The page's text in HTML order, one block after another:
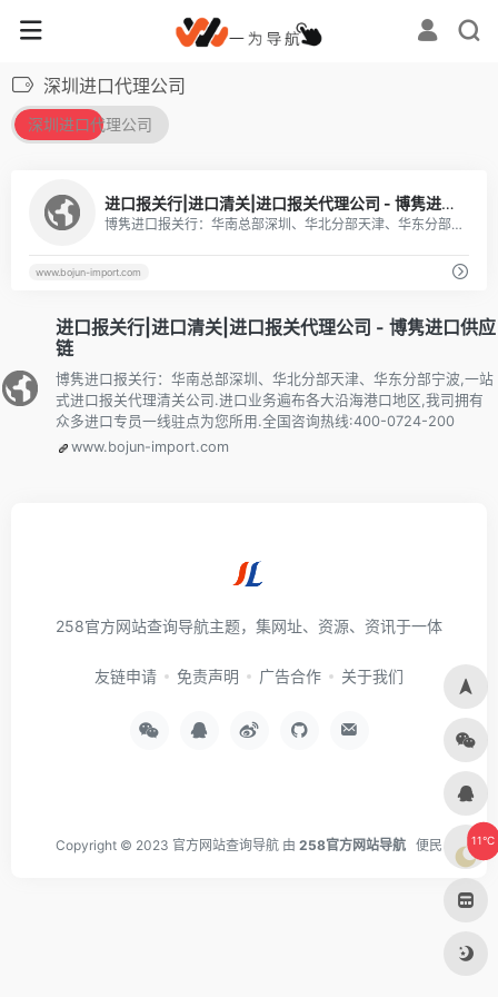
深圳进口代理公司
深圳进口代理公司
进口报关行|进口清关|进口报关代理公司 - 博隽进口供应链
博隽进口报关行：华南总部深圳、华北分部天津、华东分部宁波,一站式进口报关代理清关公司.进口业务遍布各大沿海港口地区,我司拥有众多进口专员一线驻点为您所用.全国咨询热线:400-0724-200
www.bojun-import.com
进口报关行|进口清关|进口报关代理公司 - 博隽进口供应
链
博隽进口报关行：华南总部深圳、华北分部天津、华东分部宁波,一站
式进口报关代理清关公司.进口业务遍布各大沿海港口地区,我司拥有
众多进口专员一线驻点为您所用.全国咨询热线:400-0724-200
www.bojun-import.com
258官方网站查询导航主题，集网址、资源、资讯于一体
友链申请 免责声明 广告合作 关于我们
Copyright © 2023 官方网站查询导航 由 258官方网站导航 便民 11°C